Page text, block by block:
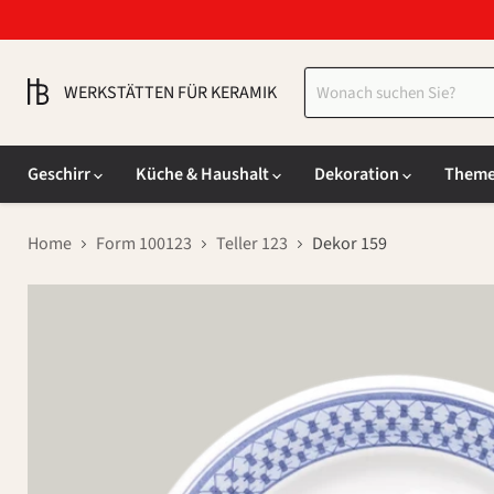
WERKSTÄTTEN FÜR KERAMIK
Geschirr
Küche & Haushalt Dekoration
Home Form 100123 Teller 123 Dekor 159